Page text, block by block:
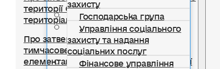
Господарська група
Управління соціального
захисту та надання
соціальних послуг
Фінансове управління
території Солотвинської селищної
територіальної громади
Про затвердження Положення про
тимчасове користування окремими
елементами благоустрою комунальної